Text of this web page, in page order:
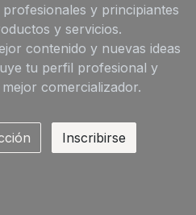
y principiantes
y servicios.
contenido y nuevas ideas
tu perfil profesional y
comercializador.
Inscribirse